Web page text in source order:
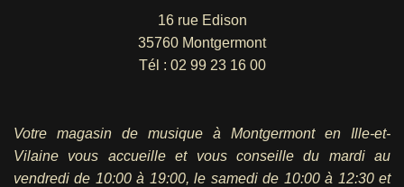
16 rue Edison
35760 Montgermont
Tél : 02 99 23 16 00
Votre magasin de musique à Montgermont en Ille-et-
Vilaine vous accueille et vous conseille du mardi au
vendredi de 10:00 à 19:00, le samedi de 10:00 à 12:30 et